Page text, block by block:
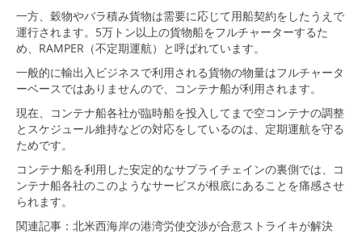
一方、穀物やバラ積み貨物は需要に応じて用船契約をしたうえで
運行されます。5万トン以上の貨物船をフルチャーターするた
め、RAMPER（不定期運航）と呼ばれています。
一般的に輸出入ビジネスで利用される貨物の物量はフルチャータ
ーベースではありませんので、コンテナ船が利用されます。
現在、コンテナ船各社が臨時船を投入してまで空コンテナの調整
とスケジュール維持などの対応をしているのは、定期運航を守る
ためです。
コンテナ船を利用した安定的なサプライチェインの裏側では、コ
ンテナ船各社のこのようなサービスが根底にあることを痛感させ
られます。
関連記事： 北米西海岸の港湾労使交渉が合意ストライキが解決